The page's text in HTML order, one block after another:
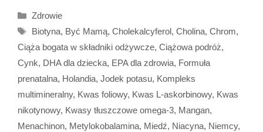
Kategorie
Zdrowie
Tagi
Biotyna, Być Mamą, Cholekalcyferol , Cholina, Chrom,
Ciąża bogata w składniki odżywcze, Ciążowa podróż,
Cynk, DHA dla dziecka, EPA dla zdrowia, Formuła
prenatalna, Holandia, Jodek potasu, Kompleks
multimineralny, Kwas foliowy, Kwas L-askorbinowy, Kwas
nikotynowy, Kwasy tłuszczowe omega-3, Mangan,
Menachinon, Metylokobalamina, Miedź, Niacyna, Niemcy,